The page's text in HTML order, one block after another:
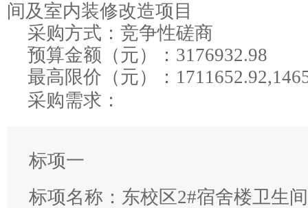
间及室内装修改造项目
采购方式：竞争性磋商
预算金额（元）： 3176932.98
最高限价（元）：
采购需求：
标项一
标项名称： 东校区2#宿舍楼卫生